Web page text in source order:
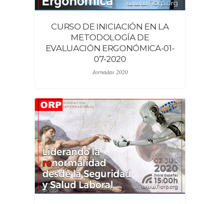
CURSO DE INICIACIÓN EN LA
METODOLOGÍA DE
EVALUACIÓN ERGONÓMICA-01-
07-2020
Jornadas 2020